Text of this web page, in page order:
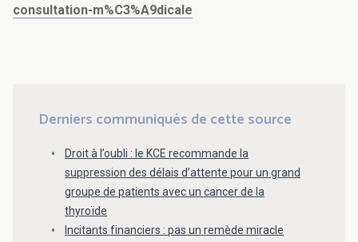
consultation-m%C3%A9dicale
Derniers communiqués de cette source
Droit à l’oubli : le KCE recommande la
suppression des délais d’attente pour un grand
groupe de patients avec un cancer de la
thyroïde
Incitants financiers : pas un remède miracle